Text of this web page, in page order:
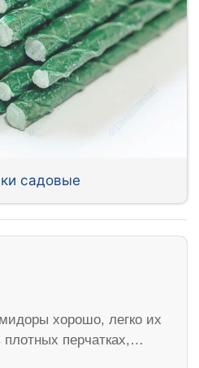
садовые
хорошо, легко их
плотных перчатках,…